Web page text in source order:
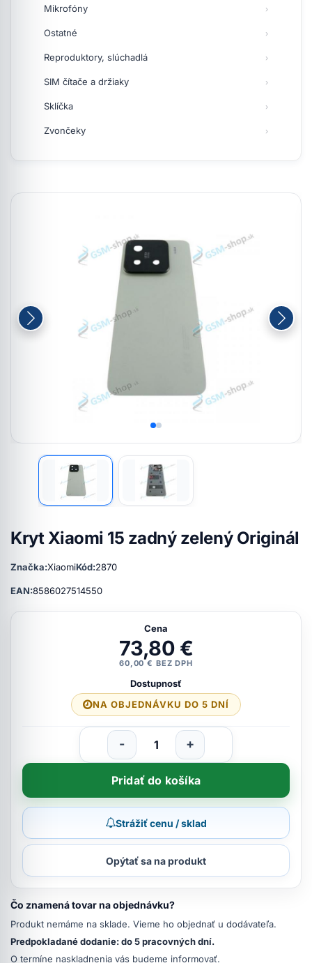
Mikrofóny
Ostatné
Reproduktory, slúchadlá
SIM čítače a držiaky
Sklíčka
Zvončeky
Kryt Xiaomi 15 zadný zelený Originál
Značka:XiaomiKód:2870
EAN:8586027514550
Cena
73,80 €
60,00 € BEZ DPH
Dostupnosť
NA OBJEDNÁVKU DO 5 DNÍ
- +
Pridať do košíka
Strážiť cenu / sklad
Opýtať sa na produkt
Čo znamená tovar na objednávku?
Produkt nemáme na sklade. Vieme ho objednať u dodávateľa.
Predpokladané dodanie: do 5 pracovných dní.
O termíne naskladnenia vás budeme informovať.